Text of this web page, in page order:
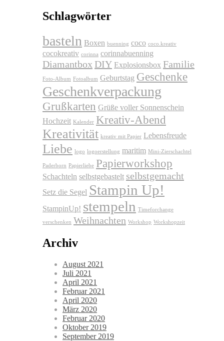
Schlagwörter
basteln Boxen buenning coco coco.kreativ
cocokreativ corinna corinnabuenning
Diamantbox DIY Explosionsbox Familie
Foto-Album Fotoalbum Geburtstag Geschenke
Geschenkverpackung
Grußkarten Grüße voller Sonnenschein
Hochzeit Kalender Kreativ-Abend
Kreativität kreativ mit Papier Lebensfreude
Liebe logo logoerstellung maritim Mini-Zierschachtel
Paderborn Papierliebe Papierworkshop
Schachteln selbstgebastelt selbstgemacht
Setz die Segel Stampin Up!
StampinUp! stempeln Timeforchange
verschenken Weihnachten Workshop Workshopzeit
Archiv
August 2021
Juli 2021
April 2021
Februar 2021
April 2020
März 2020
Februar 2020
Oktober 2019
September 2019